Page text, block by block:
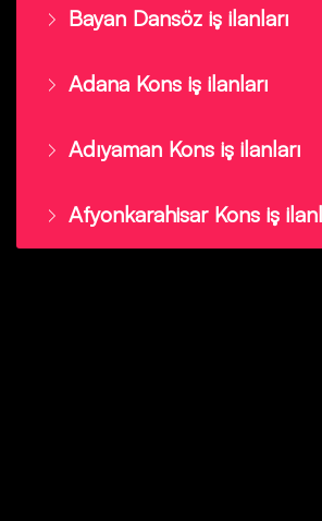
Bayan Dansöz iş ilanları
Adana Kons iş ilanları
Adıyaman Kons iş ilanları
Afyonkarahisar Kons iş